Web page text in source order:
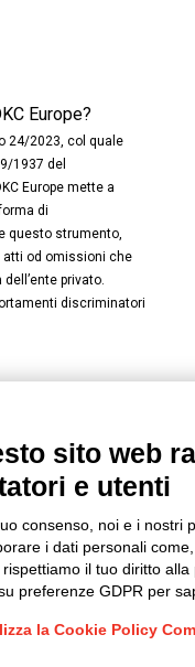
Europe?
24/2023, col quale
1937 del
Europe mette a
di
questo strumento,
atti od omissioni che
dell’ente privato.
discriminatori
LINKEDIN / YOUTUBE
-Cookies -Modifica
sito web
e utenti
consenso, noi e i nostri
i dati personali
rispettiamo il tuo diritto
preferenze GDPR per
la Cookie Policy